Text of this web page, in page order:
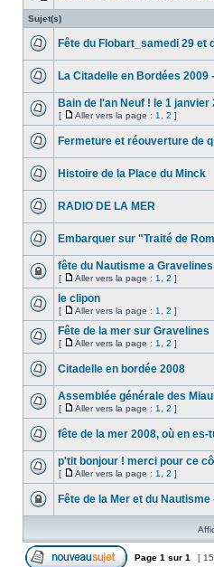
Sujet(s)
Fête du Flobart_samedi 29 et
La Citadelle en Bordées 2009
Bain de l'an Neuf ! le 1 janvier
[ Aller vers la page : 1 2 ]
Fermeture et réouverture de
Histoire de la Place du Minck
RADIO DE LA MER
Embarquer sur "Traité de
fête du Nautisme a
[ Aller vers la page : 1 2 ]
le clipon
[ Aller vers la page : 1 2 ]
Fête de la mer sur Gravelines
[ Aller vers la page : 1 2 ]
Citadelle en bordée 2008
Assemblée générale des
[ Aller vers la page : 1 2 ]
fête de la mer 2008, où en es-
p'tit bonjour ! merci pour ce
[ Aller vers la page : 1 2 ]
Fête de la Mer et du
Page 1 sur 1 [